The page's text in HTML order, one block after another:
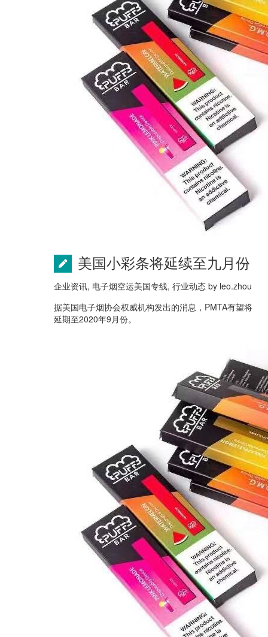
美国小彩条将延续至九月份
企业资讯, 电子烟空运美国专线, 行业动态 by leo.zhou
据美国电子烟协会权威机构发出的消息，PMTA有望将
延期至2020年9月份。